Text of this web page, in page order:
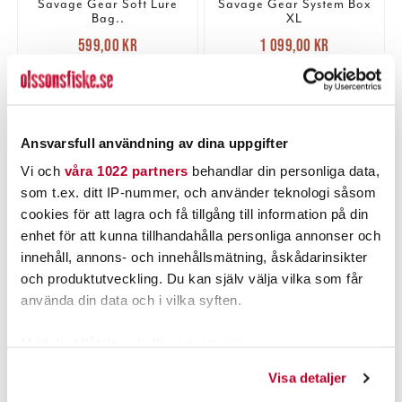
Ansvarsfull användning av dina uppgifter
Vi och våra 1022 partners behandlar din personliga data,
som t.ex. ditt IP-nummer, och använder teknologi såsom
cookies för att lagra och få tillgång till information på din
enhet för att kunna tillhandahålla personliga annonser och
innehåll, annons- och innehållsmätning, åskådarinsikter
och produktutveckling. Du kan själv välja vilka som får
använda din data och i vilka syften.
Visa detaljer
Savage Gear Soft Lure
Bag..
Nuvarande pris
599,00 krTidigare pris
709,00 kr
599,00 kr
7 ST
Savage Gear System Box
XL
Nuvarande pris
1 099,00 krTidigare pris
1 289,00 kr
1 099,00 kr
1 289,00 kr
PRODUKTBESKRIVNING